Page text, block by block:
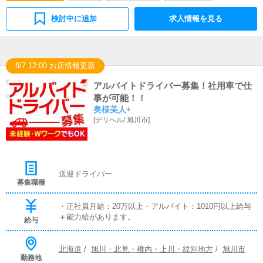
検討中に追加 求人情報を見る
8/7 12:00 お店情報更新
アルバイトドライバー募集！社用車で仕
事が可能！！
奥様美人+
[デリヘル/ 旭川市]
募集職種
送迎ドライバー
給与
・正社員月給：20万以上・アルバイト：1010円以上給与
＋能力給があります。
勤務地
北海道 / 旭川・北見・稚内・上川・紋別地方/ 旭川市